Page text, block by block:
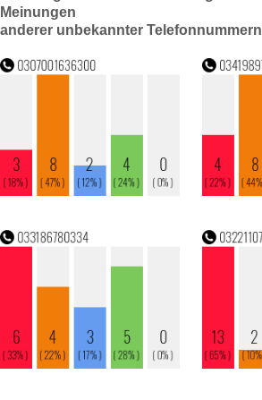
Meinungen
anderer unbekannter Telefonnummern